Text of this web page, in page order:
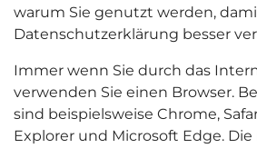
warum Sie genutzt werden,
Datenschutzerklärung besser
Immer wenn Sie durch das
verwenden Sie einen Browser.
sind beispielsweise Chrome,
Explorer und Microsoft Edge.